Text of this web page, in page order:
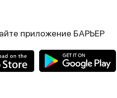
приложение БАРЬЕР